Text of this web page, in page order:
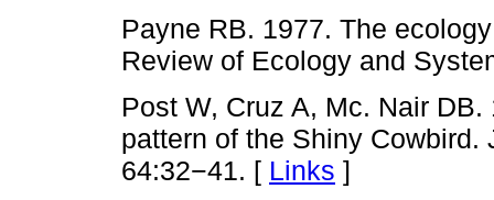
Payne RB. 1977. The
Review of Ecology and
Post W, Cruz A, Mc. Nair
pattern of the Shiny
64:32−41. [ Links ]